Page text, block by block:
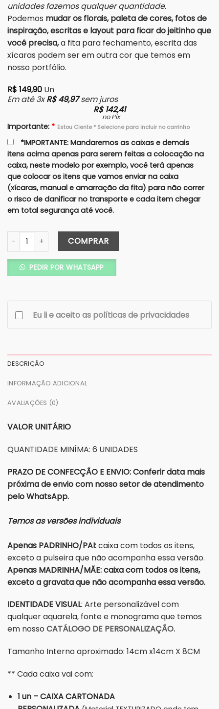
unidades fazemos qualquer quantidade.
Podemos mudar os florais, paleta de cores, fotos de
inspiração, escritas e layout para ficar do jeitinho que
você precisa,a fita para fechamento, escrita das
xícaras podem ser em outra cor que temos em
nosso portfólio.
R$ 149,90 Un
Em até 3xR$49,97sem juros
R$142,41
no Pix
Importante: * Estou Ciente * Selecione para incluir no carrinho
*IMPORTANTE: Mandaremos as caixas e demais
itens acima apenas para serem feitas a colocação na
caixa, neste modelo por exemplo, você terá apenas
que colocar os itens que vamos enviar na caixa
(xícaras, manual e amarração da fita) para não correr
o risco de danificar no transporte e cada item chegar
em total segurança até você.
Caixa Completa Padrinhos 15X15 (Cartonagem) - Xícaras
COMPRAR
PEDIR POR WHATSAPP
Eu li e aceito as políticas de privacidades
DESCRIÇÃO
INFORMAÇÃO ADICIONAL
AVALIAÇÕES (0)
VALOR UNITÁRIO
QUANTIDADE MINÍMA: 6 UNIDADES
PRAZO DE CONFECÇÃO E ENVIO: Conferir data mais
próxima de envio com nosso setor de atendimento
pelo WhatsApp.
Temos as versões individuais
Apenas PADRINHO/PAI:caixa com todos os itens,
exceto a pulseira que não acompanha essa versão.
Apenas MADRINHA/MÃE: caixa com todos os itens,
exceto a gravata que não acompanha essa versão.
IDENTIDADE VISUAL: Arte personalizável com
qualquer aquarela, fonte e monograma que temos
em nossoCATÁLOGO DE PERSONALIZAÇÃO.
Tamanho Interno aproximado: 14cm x14cm X 8CM
** Cada caixa vai com:
1 un – CAIXA CARTONADA